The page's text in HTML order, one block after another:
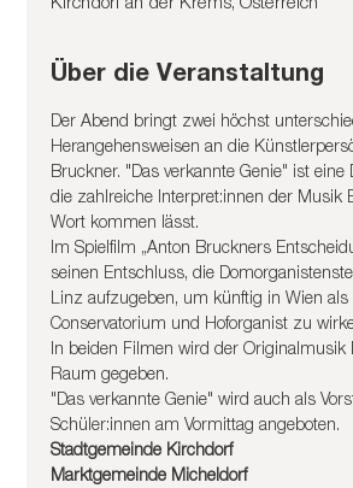
Kirchdorf an der Krems, Österreich
Über die Veranstaltung
Der Abend bringt zwei höchst
Herangehensweisen an die
Bruckner. "Das verkannte Genie" ist eine
die zahlreiche Interpret:innen der Musik
Wort kommen lässt.
Im Spielfilm „Anton Bruckners
seinen Entschluss, die
Linz aufzugeben, um künftig in Wien als
Conservatorium und Hoforganist zu
In beiden Filmen wird der Originalmusik
Raum gegeben.
"Das verkannte Genie" wird auch als
Schüler:innen am Vormittag angeboten.
Stadtgemeinde Kirchdorf
Marktgemeinde Micheldorf